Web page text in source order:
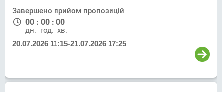
Завершено прийом пропозицій
00 : 00 : 00
дн. год. хв.
20.07.2026 11:15-21.07.2026 17:25